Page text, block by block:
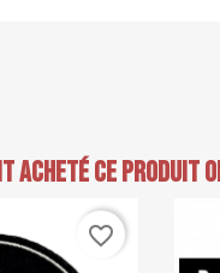
acheté ce produit
favorite_border